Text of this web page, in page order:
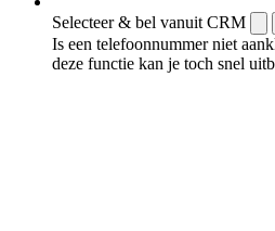
Selecteer & bel vanuit CRM
Is een telefoonnummer niet
deze functie kan je toch snel